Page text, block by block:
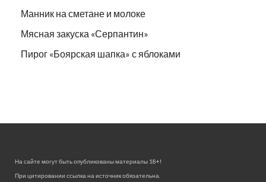
Манник на сметане и молоке
Мясная закуска «Серпантин»
Пирог «Боярская шапка» с яблоками
На сайте могут быть опубликованы материалы 18+!
При цитировании ссылка на источник обязательна.